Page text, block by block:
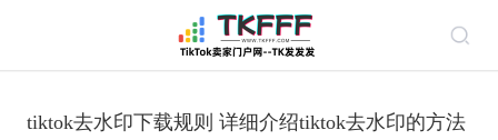
tiktok去水印下载规则 详细介绍tiktok去水印的方法